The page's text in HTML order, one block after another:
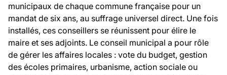
municipaux de chaque commune française pour un
mandat de six ans, au suffrage universel direct. Une fois
installés, ces conseillers se réunissent pour élire le
maire et ses adjoints. Le conseil municipal a pour rôle
de gérer les affaires locales : vote du budget, gestion
des écoles primaires, urbanisme, action sociale ou